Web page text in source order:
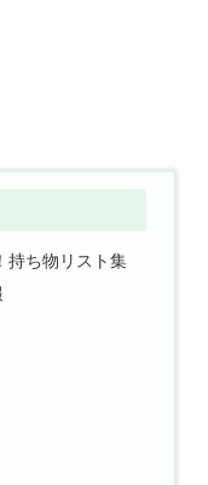
持ち物リスト集